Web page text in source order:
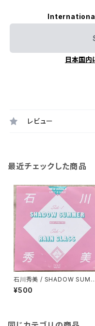
日本国内
レビュー
最近チェックした商品
石川秀美 / SHADOW SUMM
ER プロモ用
¥500